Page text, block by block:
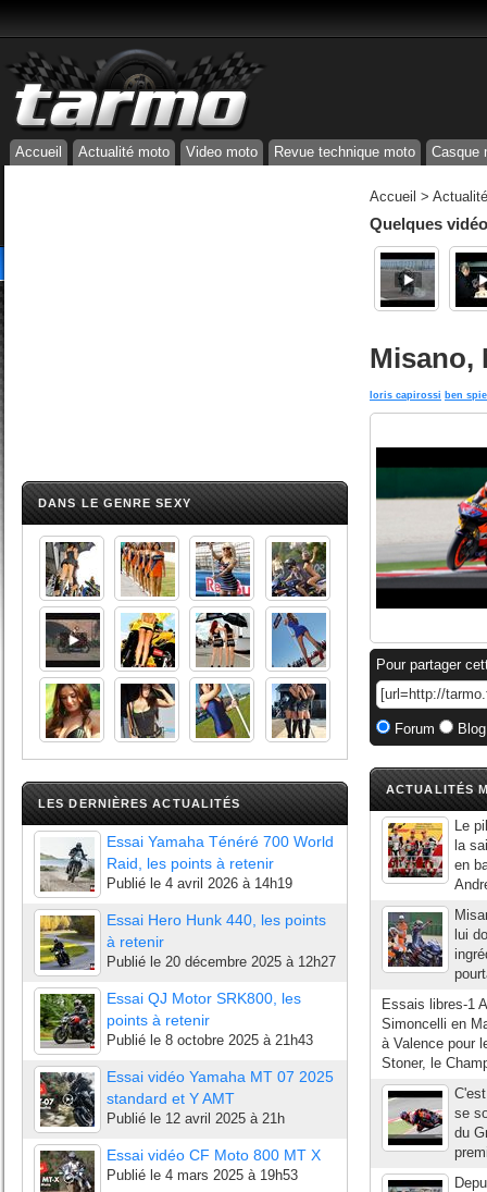
Accueil Actualité moto Video moto Revue technique moto Casque
DANS LE GENRE SEXY
LES DERNIÈRES ACTUALITÉS
Essai Yamaha Ténéré 700 World
Raid, les points à retenir
Publié le 4 avril 2026 à 14h19
Essai Hero Hunk 440, les points
à retenir
Publié le 20 décembre 2025 à 12h27
Essai QJ Motor SRK800, les
points à retenir
Publié le 8 octobre 2025 à 21h43
Essai vidéo Yamaha MT 07 2025
standard et Y AMT
Publié le 12 avril 2025 à 21h
Essai vidéo CF Moto 800 MT X
Publié le 4 mars 2025 à 19h53
Accueil >
Quelques
Misano,
loris capirossi ben
Pour partager
Forum
ACTUALITÉS
Le
la
en
lui
Essais libres-1
Simoncelli en
à Valence pour
Stoner, le
se
du